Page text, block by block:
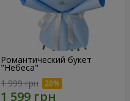
Романтический букет
"Небеса"
1 999 грн